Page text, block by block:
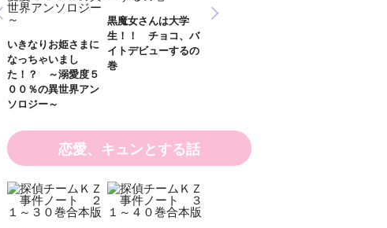
いきなりお姫さまに
なっちゃいまし
た！？ ～溺愛度５
００％の異世界アン
ソロジー～
黒魔女さんは大学
生！！ チョコ、バ
イトデビューするの
巻
新 妖界ナビ・ルナ
１～１１ 全１１巻
恋愛、キュンとする話